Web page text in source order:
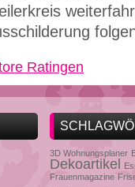
Ratingen
3D Wohnungsplaner
Dekoartikel
Frauenmagazine